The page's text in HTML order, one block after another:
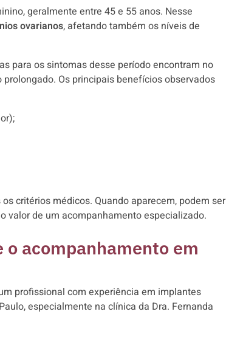
geralmente entre 45 e 55 anos. Nesse
ovarianos, afetando também os níveis de
para os sintomas desse período encontram no
Os principais benefícios observados
critérios médicos. Quando aparecem, podem ser
valor de um acompanhamento especializado.
acompanhamento em
profissional com experiência em implantes
especialmente na clínica da Dra. Fernanda